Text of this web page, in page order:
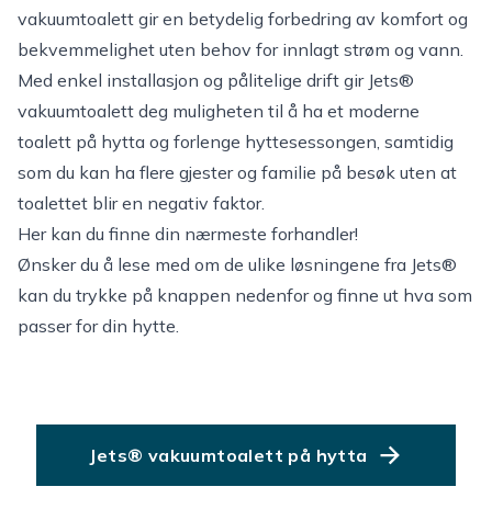
vakuumtoalett gir en betydelig forbedring av komfort og
bekvemmelighet uten behov for innlagt strøm og vann.
Med enkel installasjon og pålitelige drift gir Jets®
vakuumtoalett deg muligheten til å ha et moderne
toalett på hytta og forlenge hyttesessongen, samtidig
som du kan ha flere gjester og familie på besøk uten at
toalettet blir en negativ faktor.
Her kan du finne din nærmeste forhandler!
Ønsker du å lese med om de ulike løsningene fra Jets®
kan du trykke på knappen nedenfor og finne ut hva som
passer for din hytte.
Jets® vakuumtoalett på hytta